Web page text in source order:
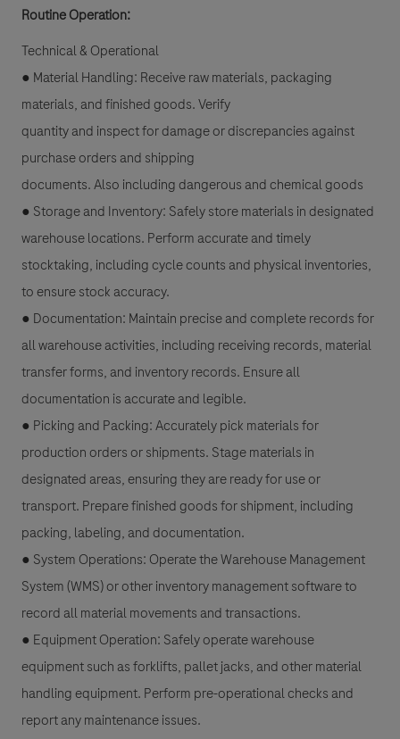
Routine Operation:
Technical & Operational
● Material Handling: Receive raw materials, packaging
materials, and finished goods. Verify
quantity and inspect for damage or discrepancies against
purchase orders and shipping
documents. Also including dangerous and chemical goods
● Storage and Inventory: Safely store materials in designated
warehouse locations. Perform accurate and timely
stocktaking, including cycle counts and physical inventories,
to ensure stock accuracy.
● Documentation: Maintain precise and complete records for
all warehouse activities, including receiving records, material
transfer forms, and inventory records. Ensure all
documentation is accurate and legible.
● Picking and Packing: Accurately pick materials for
production orders or shipments. Stage materials in
designated areas, ensuring they are ready for use or
transport. Prepare finished goods for shipment, including
packing, labeling, and documentation.
● System Operations: Operate the Warehouse Management
System (WMS) or other inventory management software to
record all material movements and transactions.
● Equipment Operation: Safely operate warehouse
equipment such as forklifts, pallet jacks, and other material
handling equipment. Perform pre-operational checks and
report any maintenance issues.